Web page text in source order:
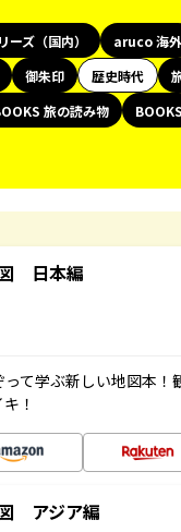
ズ（国内） aruco 海外
御朱印 歴史時代
旅の読み物 BOOKS
日本編
て学ぶ新しい地図本
！
アジア編